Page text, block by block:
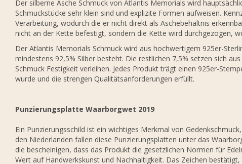
Der silberne Asche Schmuck von Atlantis Memorials wird
Schmuckstücke sehr klein sind und explizite Formen aufweisen.
Verarbeitung, wodurch die er nicht direkt als Aschebehältnis
nicht an der Kette befestigt, sondern die Kette wird durchgezogen,
Der Atlantis Memorials Schmuck wird aus hochwertigem 925er-
mindestens 92,5% Silber besteht. Die restlichen 7,5% setzen sich
Schmuck Festigkeit verleihen. Jedes Produkt trägt einen 925er-
wurde und die strengen Qualitätsanforderungen erfüllt.
Punzierungsplatte Waarborgwet 2019
Ein Punzierungsschild ist ein wichtiges Merkmal von
den Niederlanden fallen diese Punzierungsplatten unter das
die bescheinigen, dass das Produkt die gesetzlichen Normen für
Wert auf Handwerkskunst und Nachhaltigkeit. Das Zeichen